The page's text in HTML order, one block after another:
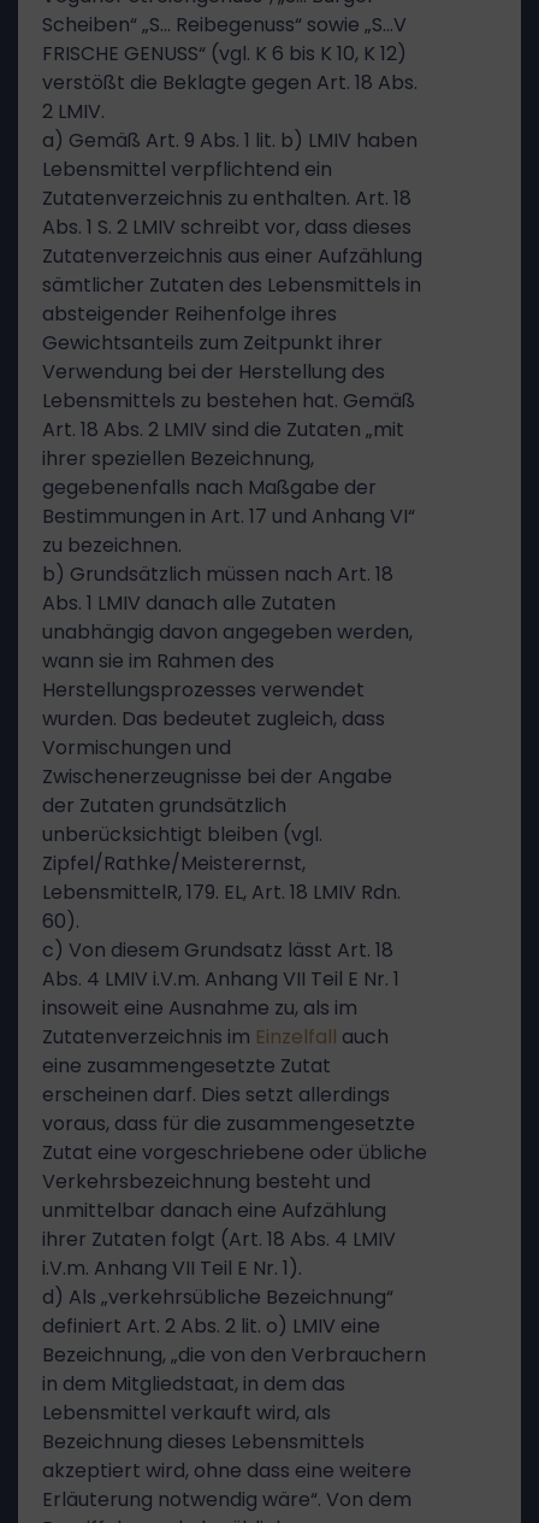
Scheiben“ „S… Reibegenuss“ sowie „S…V
FRISCHE GENUSS“ (vgl. K 6 bis K 10, K 12)
verstößt die Beklagte gegen Art. 18 Abs.
2 LMIV.
a) Gemäß Art. 9 Abs. 1 lit. b) LMIV haben
Lebensmittel verpflichtend ein
Zutatenverzeichnis zu enthalten. Art. 18
Abs. 1 S. 2 LMIV schreibt vor, dass dieses
Zutatenverzeichnis aus einer Aufzählung
sämtlicher Zutaten des Lebensmittels in
absteigender Reihenfolge ihres
Gewichtsanteils zum Zeitpunkt ihrer
Verwendung bei der Herstellung des
Lebensmittels zu bestehen hat. Gemäß
Art. 18 Abs. 2 LMIV sind die Zutaten „mit
ihrer speziellen Bezeichnung,
gegebenenfalls nach Maßgabe der
Bestimmungen in Art. 17 und Anhang VI“
zu bezeichnen.
b) Grundsätzlich müssen nach Art. 18
Abs. 1 LMIV danach alle Zutaten
unabhängig davon angegeben werden,
wann sie im Rahmen des
Herstellungsprozesses verwendet
wurden. Das bedeutet zugleich, dass
Vormischungen und
Zwischenerzeugnisse bei der Angabe
der Zutaten grundsätzlich
unberücksichtigt bleiben (vgl.
Zipfel/Rathke/Meisterernst,
LebensmittelR, 179. EL, Art. 18 LMIV Rdn.
60).
c) Von diesem Grundsatz lässt Art. 18
Abs. 4 LMIV i.V.m. Anhang VII Teil E Nr. 1
insoweit eine Ausnahme zu, als im
Zutatenverzeichnis im Einzelfall auch
eine zusammengesetzte Zutat
erscheinen darf. Dies setzt allerdings
voraus, dass für die zusammengesetzte
Zutat eine vorgeschriebene oder übliche
Verkehrsbezeichnung besteht und
unmittelbar danach eine Aufzählung
ihrer Zutaten folgt (Art. 18 Abs. 4 LMIV
i.V.m. Anhang VII Teil E Nr. 1).
d) Als „verkehrsübliche Bezeichnung“
definiert Art. 2 Abs. 2 lit. o) LMIV eine
Bezeichnung, „die von den Verbrauchern
in dem Mitgliedstaat, in dem das
Lebensmittel verkauft wird, als
Bezeichnung dieses Lebensmittels
akzeptiert wird, ohne dass eine weitere
Erläuterung notwendig wäre“. Von dem